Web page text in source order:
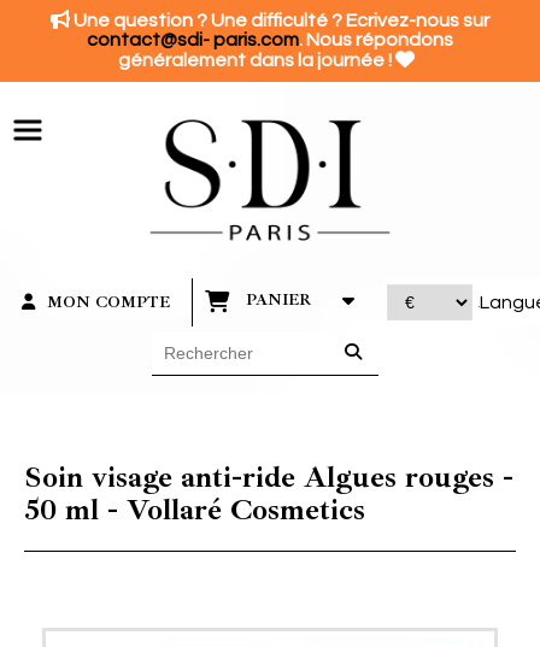
Une question ? Une difficulté ? Ecrivez-nous sur
contact@sdi- paris.com. Nous répondons
généralement dans la journée !
MON COMPTE PANIER
Soin visage anti-ride Algues rouges -
50 ml - Vollaré Cosmetics
Panneau de gestion des cookies